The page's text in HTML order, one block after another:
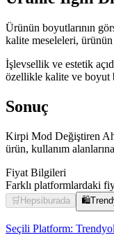
Ürünün boyutlarının
kalite meseleleri, ürünün
İşlevsellik ve estetik
özellikle kalite ve boyut
Sonuç
Kirpi Mod Değiştiren
ürün, kullanım
Fiyat Bilgileri
Farklı platformlardaki
🛒Hepsiburada 🛍️
Seçili Platform: Trendyol